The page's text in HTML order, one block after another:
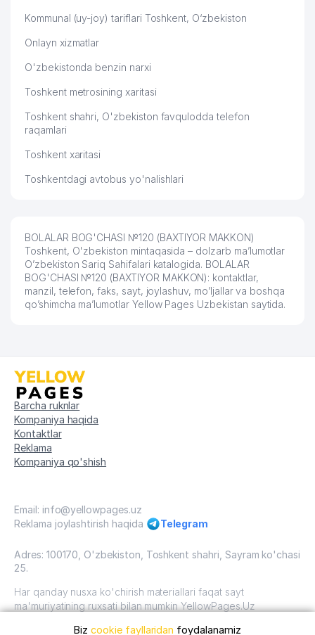
Kommunal (uy-joy) tariflari Toshkent, O‘zbekiston
Onlayn xizmatlar
O'zbekistonda benzin narxi
Toshkent metrosining xaritasi
Toshkent shahri, O'zbekiston favqulodda telefon
raqamlari
Toshkent xaritasi
Toshkentdagi avtobus yo'nalishlari
BOLALAR BOG'CHASI №120 (BAXTIYOR MAKKON)
Toshkent, O'zbekiston mintaqasida – dolzarb ma’lumotlar
O’zbekiston Sariq Sahifalari katalogida. BOLALAR
BOG'CHASI №120 (BAXTIYOR MAKKON): kontaktlar,
manzil, telefon, faks, sayt, joylashuv, mo’ljallar va boshqa
qo’shimcha ma’lumotlar Yellow Pages Uzbekistan saytida.
Barcha ruknlar
Kompaniya haqida
Kontaktlar
Reklama
Kompaniya qo'shish
Email: info@yellowpages.uz
Reklama joylashtirish haqida
Telegram
Adres: 100170, O'zbekiston, Toshkent shahri, Sayram ko'chasi
25.
Har qanday nusxa ko'chirish materiallari faqat sayt
ma'muriyatining ruxsati bilan mumkin YellowPages.Uz
O'zbekiston, 2009 - 2026 / O'zbekiston "sariq
Bizcookie fayllaridan foydalanamiz